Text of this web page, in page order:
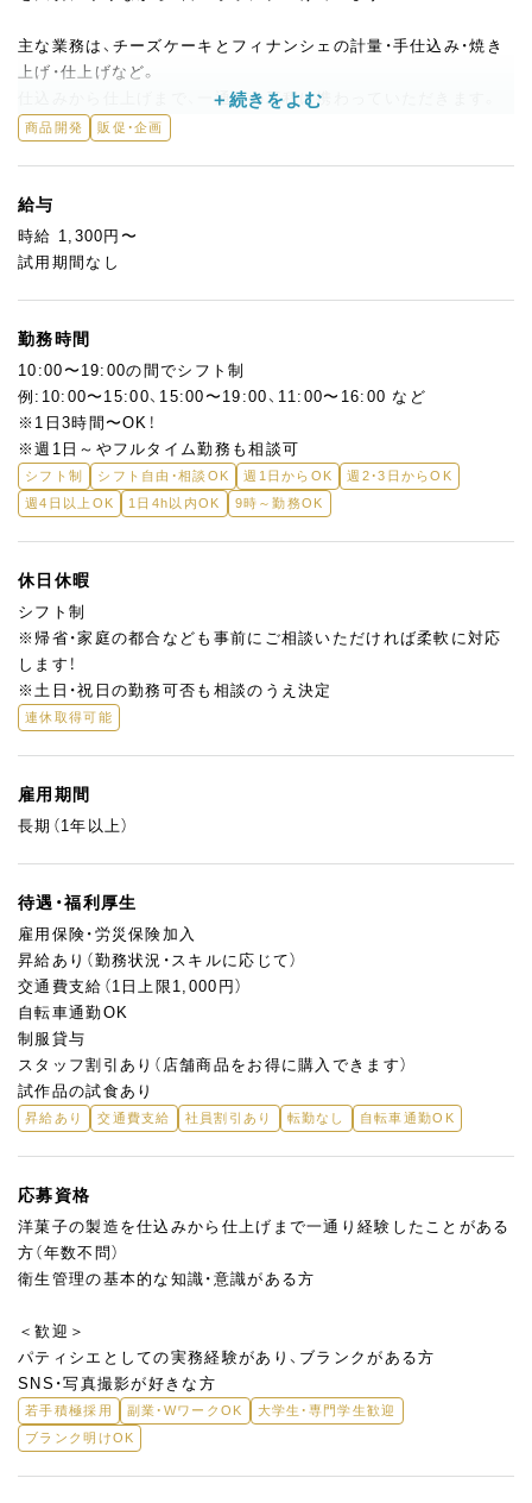
主な業務は、チーズケーキとフィナンシェの計量・手仕込み・焼き
上げ・仕上げなど。
仕込みから仕上げまで、一通りの工程に携わっていただきます。
製菓経験をお持ちの方であれば、ブランクがある方も歓迎。
という方も安心してスタートできる環境です。
慣れてきたら、製造の段取りを自分で考えながら進める場面も増
また今後は、新商品の試作やアイデア出しにも積極的に関わって
いただきたいと考えています。
SNSの写真撮影やコンテンツ作りが得意な方は、そちらでも力を
発揮していただけます。
商品開発 販促・企画
給与
時給 1,300円〜
試用期間なし
勤務時間
10:00〜19:00の間でシフト制
例:10:00〜15:00、15:00〜19:00、11:00〜16:00 など
※1日3時間〜OK！
※週1日～やフルタイム勤務も相談可
シフト制 シフト自由・相談OK 週1日からOK
週2・3日からOK
週4日以上OK
1日4h以内OK 9時～勤務OK
休日休暇
シフト制
※帰省・家庭の都合なども事前にご相談いただければ柔軟に対応
します！
※土日・祝日の勤務可否も相談のうえ決定
連休取得可能
雇用期間
長期（1年以上）
待遇・福利厚生
雇用保険・労災保険加入
昇給あり（勤務状況・スキルに応じて）
交通費支給（1日上限1,000円）
自転車通勤OK
制服貸与
スタッフ割引あり（店舗商品をお得に購入できます）
試作品の試食あり
昇給あり 交通費支給 社員割引あり 転勤なし 自転車通勤OK
応募資格
洋菓子の製造を仕込みから仕上げまで一通り経験したことがある
方（年数不問）
衛生管理の基本的な知識・意識がある方
＜歓迎＞
パティシエとしての実務経験があり、ブランクがある方
SNS・写真撮影が好きな方
若手積極採用 副業・WワークOK
大学生・専門学生歓迎
ブランク明けOK